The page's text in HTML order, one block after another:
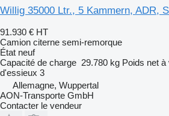
Willig 35000 Ltr., 5 Kammern, ADR,
91.930 € HT
Camion citerne semi-remorque
État neuf
Capacité de charge 29.780 kg Poids net à
d'essieux 3
Allemagne, Wuppertal
AON-Transporte GmbH
Contacter le vendeur